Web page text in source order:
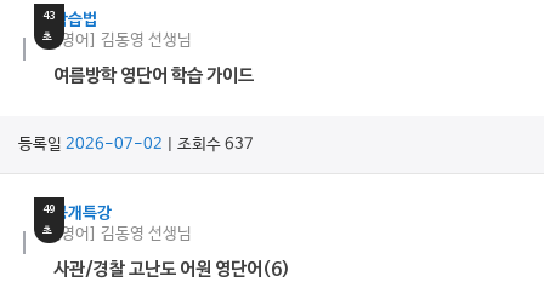
43
초
학습법
[영어] 김동영 선생님
여름방학 영단어 학습 가이드
등록일 2026-07-02 | 조회수 637
49
초
공개특강
[영어] 김동영 선생님
사관/경찰 고난도 어원 영단어(6)